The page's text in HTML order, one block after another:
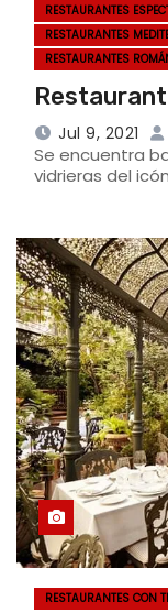
RESTAURANTES
RESTAURANTES
RESTAURANTES
Jul 9, 2021
Se encuentra
vidrieras del
RESTAURANTES CON